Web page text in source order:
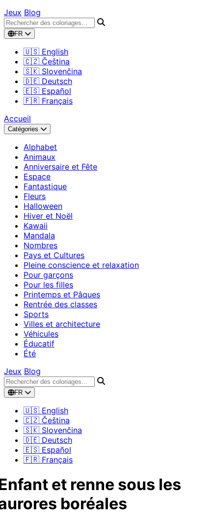
Jeux Blog
FR
🇺🇸 English
🇨🇿 Čeština
🇸🇰 Slovenčina
🇩🇪 Deutsch
🇪🇸 Español
🇫🇷 Français
Accueil
Catégories
Alphabet
Animaux
Anniversaire et Fête
Espace
Fantastique
Fleurs
Halloween
Hiver et Noël
Kawaii
Mandala
Nombres
Pays et Cultures
Pleine conscience et relaxation
Pour garçons
Pour les filles
Printemps et Pâques
Rentrée des classes
Sports
Villes et architecture
Véhicules
Éducatif
Été
Jeux Blog
FR
🇺🇸 English
🇨🇿 Čeština
🇸🇰 Slovenčina
🇩🇪 Deutsch
🇪🇸 Español
🇫🇷 Français
et renne sous les
boréales